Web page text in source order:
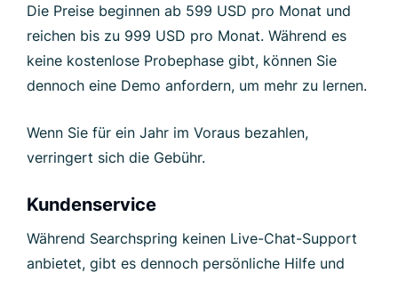
Die Preise beginnen ab 599 USD pro Monat und
reichen bis zu 999 USD pro Monat. Während es
keine kostenlose Probephase gibt, können Sie
dennoch eine Demo anfordern, um mehr zu lernen.
Wenn Sie für ein Jahr im Voraus bezahlen,
verringert sich die Gebühr.
Kundenservice
Während Searchspring keinen Live-Chat-Support
anbietet, gibt es dennoch persönliche Hilfe und